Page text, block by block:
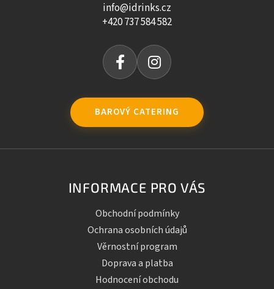
info@idrinks.cz
+420 737 584 582
BAROVÝ CATERING
INFORMACE PRO VÁS
Obchodní podmínky
Ochrana osobních údajů
Věrnostní program
Doprava a platba
Hodnocení obchodu